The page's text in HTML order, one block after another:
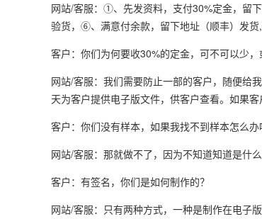
网站/客服：①、先发资料，支付30%定金，留
验货，⑥、满意付余款，留下地址（顺丰）发
客户：你们为何要收30%的定金，可不可以少
网站/客服：我们需要防止一部的客户，随便给
天为客户提供电子版文件，供客户查看。如果
客户：你们没有样本，如果我找不到样本怎么办
网站/客服：那就做不了，因为不知道知道是什
客户：有签名，你们是如何制作的？
网站/客服：只有两种方式，一种是制作在电子